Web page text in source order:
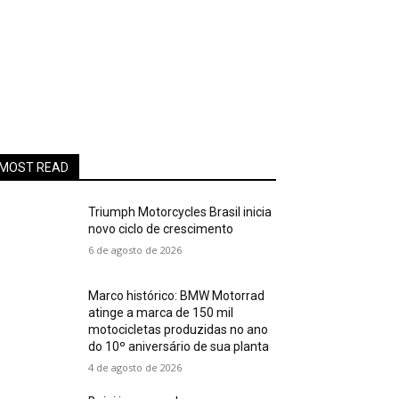
MOST READ
Triumph Motorcycles Brasil inicia
novo ciclo de crescimento
6 de agosto de 2026
Marco histórico: BMW Motorrad
atinge a marca de 150 mil
motocicletas produzidas no ano
do 10º aniversário de sua planta
4 de agosto de 2026